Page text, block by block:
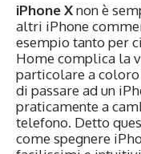
iPhone Xnon è
altri iPhone
esempio tanto per
Home complica la
particolare a
di passare ad un
praticamente a
telefono. Detto
come spegnere